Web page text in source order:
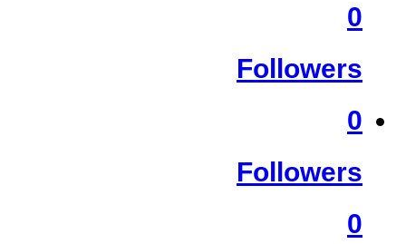
0
Followers
0
Followers
0